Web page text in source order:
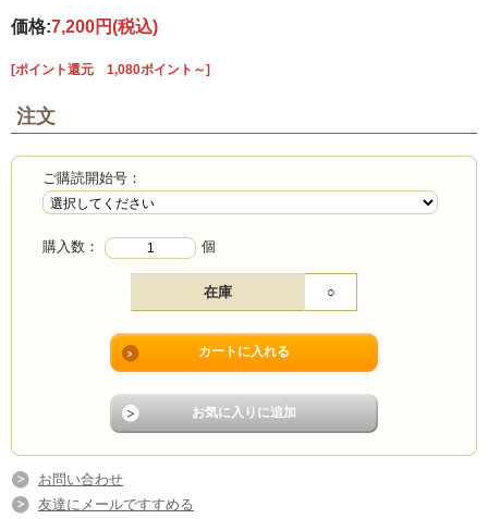
価格:7,200円(税込)
[ポイント還元 1,080ポイント～]
注文
ご購読開始号：
購入数： 個
在庫 ○
お問い合わせ
友達にメールですすめる